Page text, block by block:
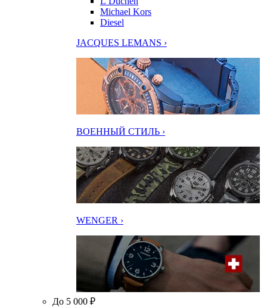
Michael Kors
Diesel
JACQUES LEMANS ›
ВОЕННЫЙ СТИЛЬ ›
WENGER ›
До 5 000 ₽